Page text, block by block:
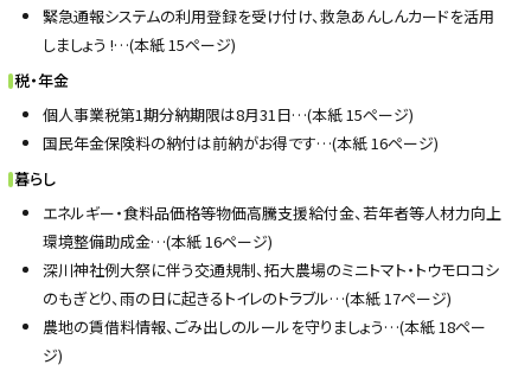
緊急通報システムの利用登録を受け付け、救急あんしんカードを活用
しましょう !…(本紙 15ページ)
税・年金
個人事業税第1期分納期限は8月31日…(本紙 15ページ)
国民年金保険料の納付は前納がお得です…(本紙 16ページ)
暮らし
エネルギー・食料品価格等物価高騰支援給付金、若年者等人材力向上
環境整備助成金…(本紙 16ページ)
深川神社例大祭に伴う交通規制、拓大農場のミニトマト・トウモロコシ
のもぎとり、雨の日に起きるトイレのトラブル…(本紙 17ページ)
農地の賃借料情報、ごみ出しのルールを守りましょう…(本紙 18ペー
ジ)